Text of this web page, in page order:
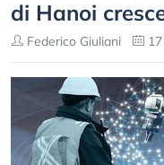
di Hanoi
Federico Giuliani